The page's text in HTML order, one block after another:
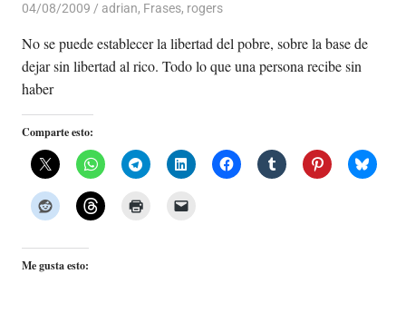
04/08/2009 Luis Castellanos
adrian, Frases, rogers
No se puede establecer la libertad del pobre, sobre la base de
dejar sin libertad al rico. Todo lo que una persona recibe sin
haber
Comparte esto:
Me gusta esto: